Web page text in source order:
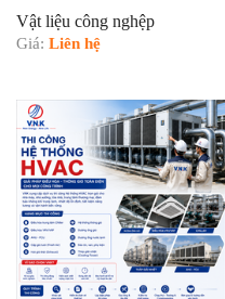
Vật liệu công nghệp
Giá: Liên hệ